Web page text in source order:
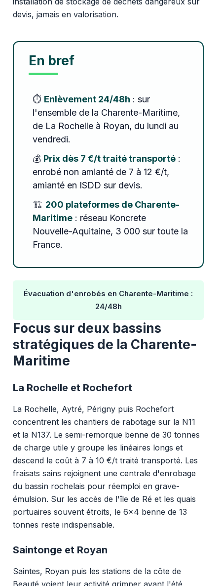
devis, jamais en valorisation.
En bref
⏱️ Enlèvement 24/48h : sur
l'ensemble de la Charente-Maritime,
de La Rochelle à Royan, du lundi au
vendredi.
💰 Prix dès 7 €/t traité transporté:
enrobé non amianté de 7 à 12 €/t,
amianté en ISDD sur devis.
🏗️ 200 plateformes de Charente-
Maritime: réseau Koncrete
Nouvelle-Aquitaine, 3 000 sur toute la
France.
Évacuation d'enrobés en Charente-Maritime :
24/48h
Focus sur deux bassins
stratégiques de la Charente-
Maritime
La Rochelle et Rochefort
La Rochelle, Aytré, Périgny puis Rochefort
concentrent les chantiers de rabotage sur la N11
et la N137. Le semi-remorque benne de 30 tonnes
de charge utile y groupe les linéaires longs et
descend le coût à 7 à 10 €/t traité transporté. Les
fraisats sains rejoignent une centrale d'enrobage
du bassin rochelais pour réemploi en grave-
émulsion. Sur les accès de l'île de Ré et les quais
portuaires souvent étroits, le 6x4 benne de 13
tonnes reste indispensable.
Saintonge et Royan
Saintes, Royan puis les stations de la côte de
Beauté voient leur activité grimper avant l'été,